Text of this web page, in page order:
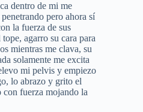
dentro de mi me
pero ahora sí
la fuerza de sus
agarro su cara para
mientras me clava, su
solamente me excita
mi pelvis y empiezo
lo abrazo y grito el
con fuerza mojando la